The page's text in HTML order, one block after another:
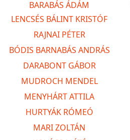
BARABÁS ÁDÁM
LENCSÉS BÁLINT KRISTÓF
RAJNAI PÉTER
BÓDIS BARNABÁS ANDRÁS
DARABONT GÁBOR
MUDROCH MENDEL
MENYHÁRT ATTILA
HURTYÁK RÓMEÓ
MARI ZOLTÁN